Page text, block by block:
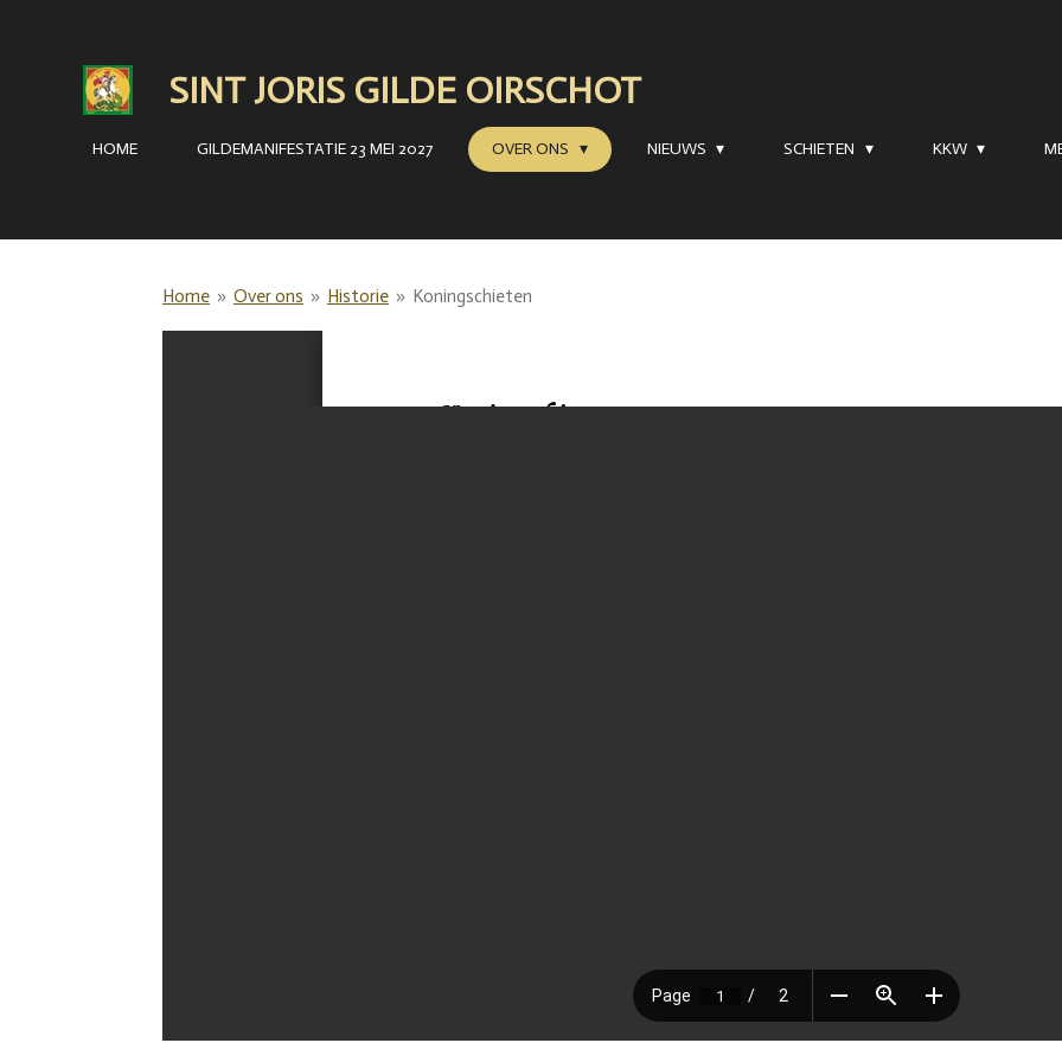
hoofdinhoud
SINT JORIS GILDE OIRSCHOT
HOME GILDEMANIFESTATIE 23 MEI 2027 OVER ONS NIEUWS SCHIETEN KKW
Home » Over ons » Historie » Koningschieten